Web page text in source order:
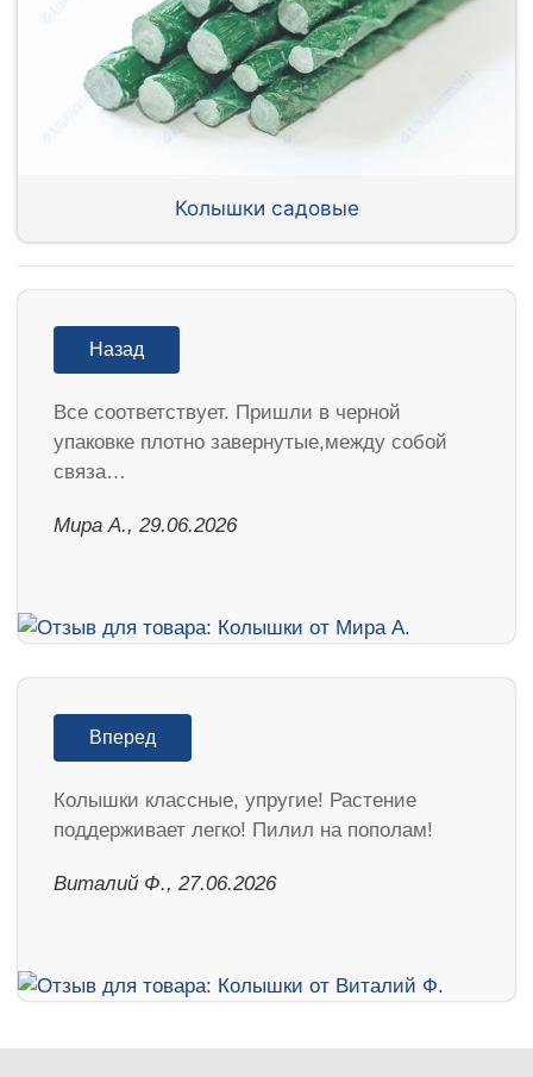
Колышки садовые
Назад
Все соответствует. Пришли в черной
упаковке плотно завернутые,между собой
связа…
Мира А., 29.06.2026
Вперед
Колышки классные, упругие! Растение
поддерживает легко! Пилил на пополам!
Виталий Ф., 27.06.2026